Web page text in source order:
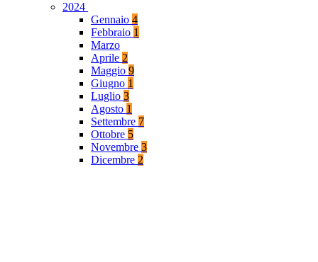
2024
Gennaio 4
Febbraio 1
Marzo
Aprile 2
Maggio 9
Giugno 1
Luglio 3
Agosto 1
Settembre 7
Ottobre 5
Novembre 3
Dicembre 2